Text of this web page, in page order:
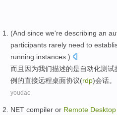
(And since we're describing an
participants rarely need to
running instances .)
而且 因为我们描述的是自动化测试
例 的直接远程桌面协议(rdp)会话。
youdao
NET compiler or Remote Desktop